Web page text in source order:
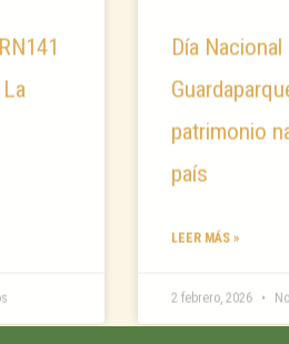
Día Nacional
patrimonio
país
LEER MÁS »
2 febrero, 2026